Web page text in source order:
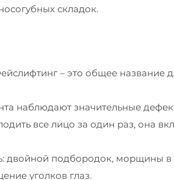
складок.
– это общее название
наблюдают значительные
все лицо за один раз, она
двойной подбородок, морщины
уголков глаз.